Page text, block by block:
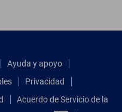
Ayuda y apoyo
Privacidad
Acuerdo de Servicio de la